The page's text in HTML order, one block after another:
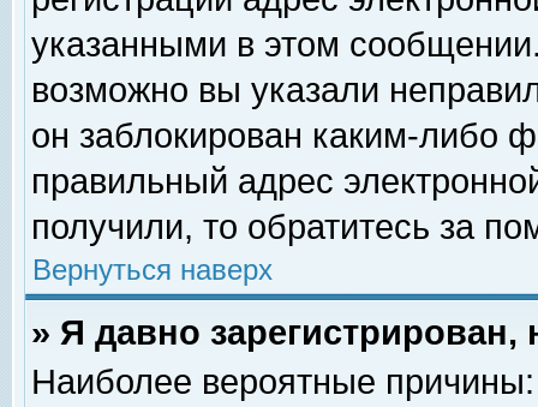
указанными в этом
возможно вы указали
он заблокирован каким-либо
правильный адрес
получили, то обратитесь за
Вернуться наверх
» Я давно
Наиболее вероятные